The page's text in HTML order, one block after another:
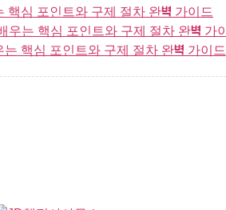
심 포인트와 구제 절차 완벽 가이드
는 핵심 포인트와 구제 절차 완벽 가
핵심 포인트와 구제 절차 완벽 가이드